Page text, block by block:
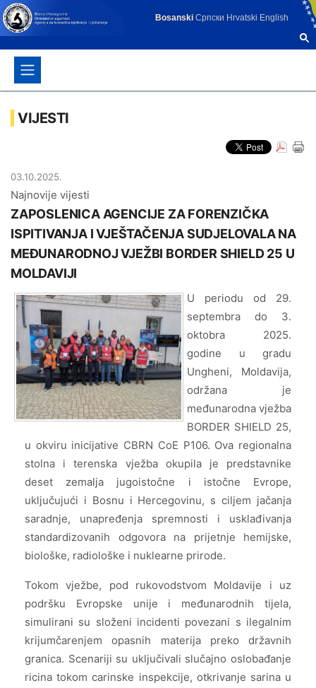
Bosanski Српски Hrvatski English
VIJESTI
03.10.2025.
Najnovije vijesti
ZAPOSLENICA AGENCIJE ZA FORENZIČKA
ISPITIVANJA I VJEŠTAČENJA SUDJELOVALA NA
MEĐUNARODNOJ VJEŽBI BORDER SHIELD 25 U
MOLDAVIJI
U periodu od 29.
septembra do 3.
oktobra 2025.
godine u gradu
Ungheni, Moldavija,
održana je
međunarodna vježba
BORDER SHIELD 25,
u okviru inicijative CBRN CoE P106. Ova regionalna
stolna i terenska vježba okupila je predstavnike
deset zemalja jugoistočne i istočne Evrope,
uključujući i Bosnu i Hercegovinu, s ciljem jačanja
saradnje, unapređenja spremnosti i usklađivanja
standardizovanih odgovora na prijetnje hemijske,
biološke, radiološke i nuklearne prirode.
Tokom vježbe, pod rukovodstvom Moldavije i uz
podršku Evropske unije i međunarodnih tijela,
simulirani su složeni incidenti povezani s ilegalnim
krijumčarenjem opasnih materija preko državnih
granica. Scenariji su uključivali slučajno oslobađanje
ricina tokom carinske inspekcije, otkrivanje sarina u